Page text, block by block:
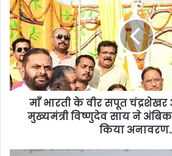
माँ भारती के वीर सपूत
मुख्यमंत्री विष्णुदेव साय ने
किया